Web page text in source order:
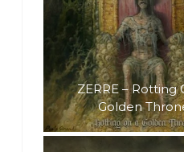
ZERRE – Rotting
Golden